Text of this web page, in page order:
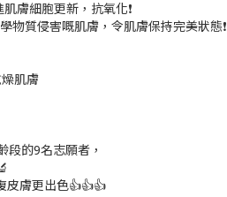
膚細胞更新，抗氧化❗
物質侵害嘅肌膚，令肌膚保持完美狀態❗
肌膚
的9名志願者，
皮膚更出色👍👍👍